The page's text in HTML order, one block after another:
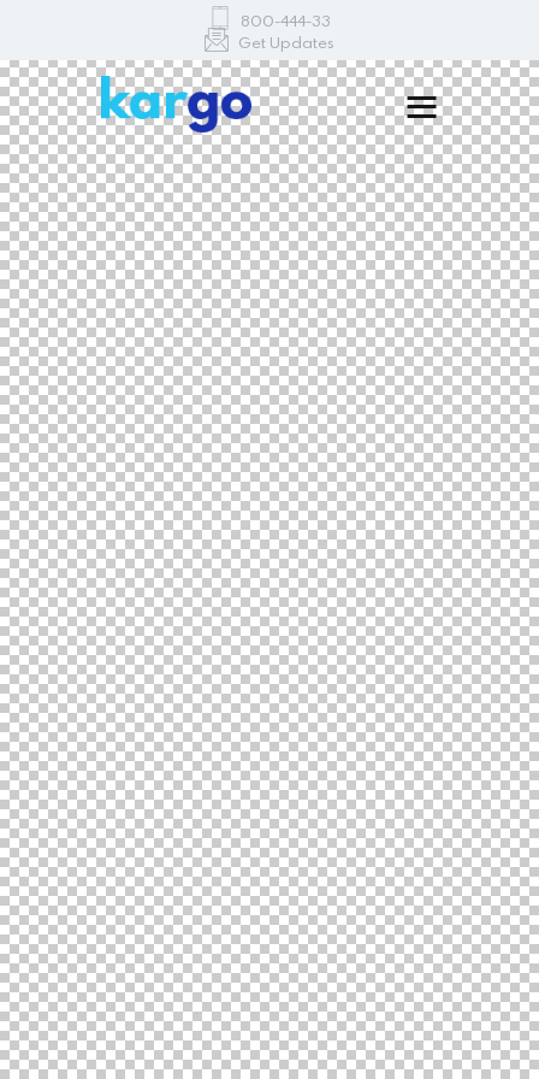
800-444-33
Get Updates